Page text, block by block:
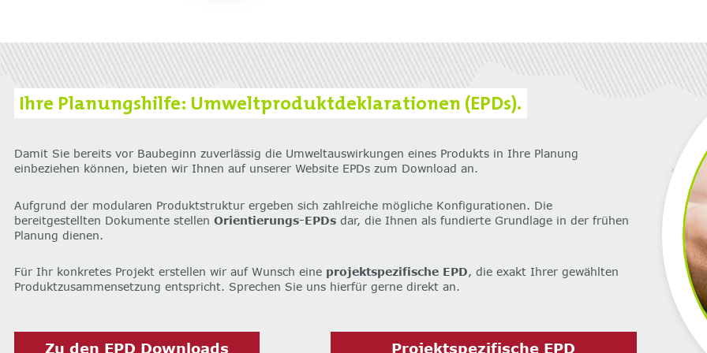
Ihre Planungshilfe: Umweltproduktdeklarationen (EPDs).
Damit Sie bereits vor Baubeginn zuverlässig die Umweltauswirkungen eines Produkts in Ihre Planung
einbeziehen können, bieten wir Ihnen auf unserer Website EPDs zum Download an.
Aufgrund der modularen Produktstruktur ergeben sich zahlreiche mögliche Konfigurationen. Die
bereitgestellten Dokumente stellen Orientierungs-EPDsdar, die Ihnen als fundierte Grundlage in der frühen
Planung dienen.
Für Ihr konkretes Projekt erstellen wir auf Wunsch eine projektspezifische EPD, die exakt Ihrer gewählten
Produktzusammensetzung entspricht. Sprechen Sie uns hierfür gerne direkt an.
Zu den EPD Downloads Projektspezifische EPD